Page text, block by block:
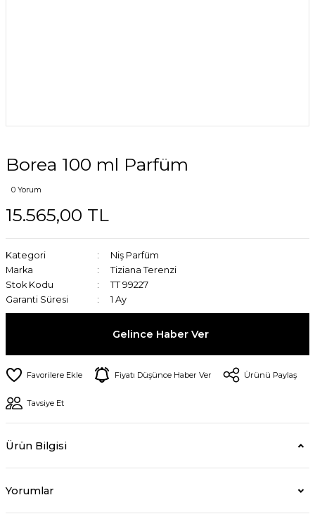
Borea 100 ml Parfüm
0 Yorum
15.565,00 TL
Kategori
Niş Parfüm
Marka
Tiziana Terenzi
Stok Kodu
TT 99227
Garanti Süresi
1 Ay
Gelince Haber Ver
Fiyatı Düşünce Haber Ver Ürünü Paylaş
Tavsiye Et
Ürün Bilgisi
Yorumlar